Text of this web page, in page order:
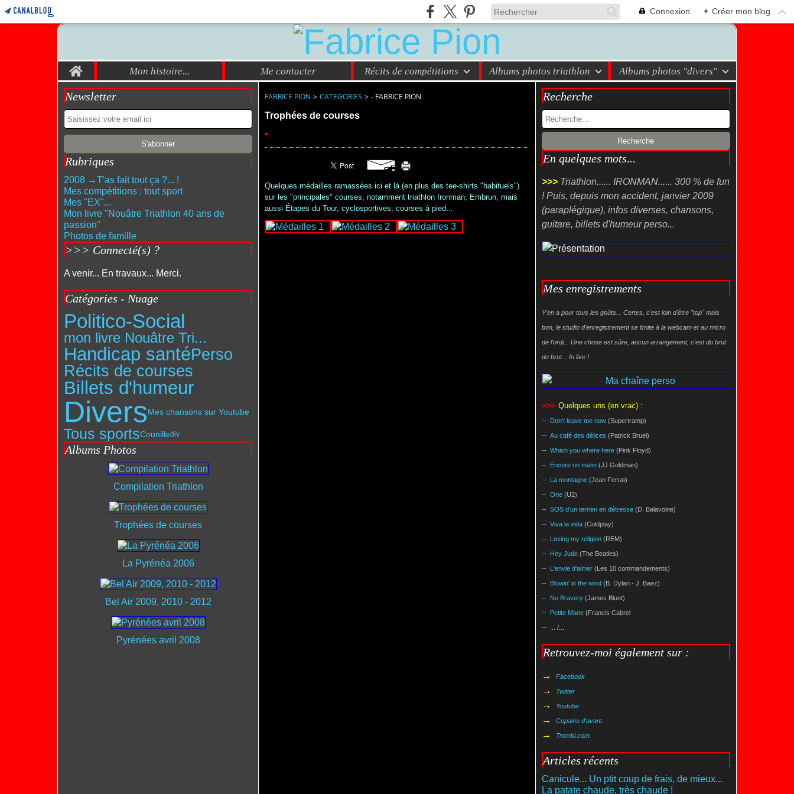
Connexion + Créer mon blog
Home Mon histoire... Me contacter Récits de compétitions Albums photos triathlon Albums photos "divers"
Newsletter
Rubriques
2008 →T'as fait tout ça ?... !
Mes compétitions : tout sport
Mes "EX"...
Mon livre "Nouâtre Triathlon 40 ans de
passion"
Photos de famille
>>> Connecté(s) ?
A venir... En travaux... Merci.
Catégories - Nuage
Politico-Social
mon livre Nouâtre Tri...
Handicap santéPerso
Récits de courses
Billets d'humeur
DiversMes chansons sur Youtube
Tous sportsCounillediv
Albums Photos
Compilation Triathlon
Trophées de courses
La Pyrénéa 2006
Bel Air 2009, 2010 - 2012
Pyrénées avril 2008
FABRICE PION > CATEGORIES > - FABRICE PION
Trophées de courses
Quelques médailles ramassées ici et là (en plus des tee-shirts "habituels")
sur les "principales" courses, notamment triathlon Ironman, Embrun, mais
aussi Étapes du Tour, cyclosportives, courses à pied...
Recherche
En quelques mots...
>>>Triathlon...... IRONMAN...... 300 % de fun
! Puis, depuis mon accident, janvier 2009
(paraplégique), infos diverses, chansons,
guitare, billets d'humeur perso...
Mes enregistrements
Y'en a pour tous les goûts... Certes, c'est loin d'être "top" mais
bon, le studio d'enregistrement se limite à la webcam et au micro
de l'ordi... Une chose est sûre, aucun arrangement, c'est du brut
de brut... In live !
>>> Quelques uns (en vrac) :
-- Don't leave me now(Supertramp)
-- Au café des délices (Patrick Bruel)
-- Whish you where here(Pink Floyd)
-- Encore un matin (JJ Goldman)
-- La montagne(Jean Ferrat)
-- One(U2)
-- SOS d'un terrien en détresse(D. Balavoine)
-- Viva la vida(Coldplay)
-- Losing my religion(REM)
-- Hey Jude(The Beatles)
-- L'envie d'aimer(Les 10 commandements)
-- Blowin' in the wind (B. Dylan - J. Baez)
-- No Bravery (James Blunt)
-- Petite Marie (Francis Cabrel
-- ... /...
Retrouvez-moi également sur :
→ Facebook
→ Twitter
→ Youtube
→ Copains d'avant
→ Trombi.com
Articles récents
Canicule... Un ptit coup de frais, de mieux...
La patate chaude, très chaude !